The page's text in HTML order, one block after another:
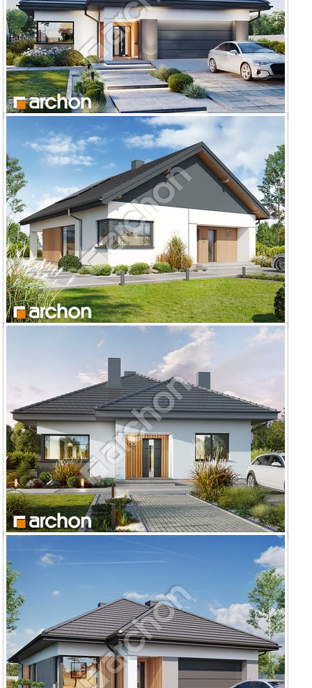
Dom w renklodach 35 (G2)
Dom w renklodach 24 (E) OZE
Dom w renklodach 32